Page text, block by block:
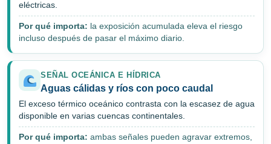
eléctricas.
Por qué importa: la exposición acumulada eleva el riesgo
incluso después de pasar el máximo diario.
SEÑAL OCEÁNICA E HÍDRICA
Aguas cálidas y ríos con poco caudal
El exceso térmico oceánico contrasta con la escasez de agua
disponible en varias cuencas continentales.
Por qué importa: ambas señales pueden agravar extremos,